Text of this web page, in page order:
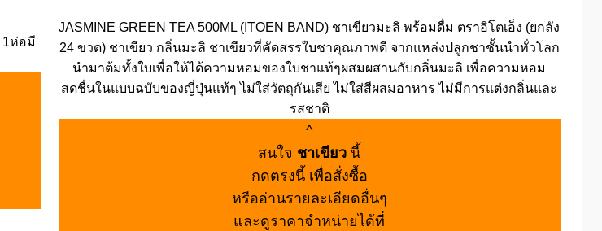
1ห่อมี
JASMINE GREEN TEA 500ML (ITOEN BAND) ชาเขียวมะลิ พร้อมดื่ม ตราอิโตเอ็ง (ยกลัง
24 ขวด) ชาเขียว กลิ่นมะลิ ชาเขียวที่คัดสรรใบชาคุณภาพดี จากแหล่งปลูกชาชั้นนำทั่วโลก
นำมาต้มทั้งใบเพื่อให้ได้ความหอมของใบชาแท้ๆผสมผสานกับกลิ่นมะลิ เพื่อความหอม
สดชื่นในแบบฉบับของญี่ปุ่นแท้ๆ ไม่ใส่วัตถุกันเสีย ไม่ใส่สีผสมอาหาร ไม่มีการแต่งกลิ่นและ
รสชาติ
^
สนใจ ชาเขียว นี้
กดตรงนี้ เพื่อสั่งซื้อ
หรืออ่านรายละเอียดอื่นๆ
และดูราคาจำหน่ายได้ที่